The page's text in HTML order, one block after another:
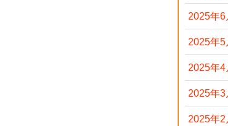
2025年6
2025年5
2025年4
2025年3
2025年2